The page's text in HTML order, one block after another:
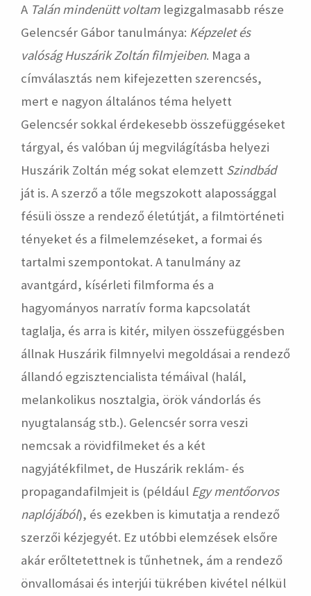
A Talán mindenütt voltam legizgalmasabb része
Gelencsér Gábor tanulmánya: Képzelet és
valóság Huszárik Zoltán filmjeiben. Maga a
címválasztás nem kifejezetten szerencsés,
mert e nagyon általános téma helyett
Gelencsér sokkal érdekesebb összefüggéseket
tárgyal, és valóban új megvilágításba helyezi
Huszárik Zoltán még sokat elemzett Szindbád
ját is. A szerző a tőle megszokott alapossággal
fésüli össze a rendező életútját, a filmtörténeti
tényeket és a filmelemzéseket, a formai és
tartalmi szempontokat. A tanulmány az
avantgárd, kísérleti filmforma és a
hagyományos narratív forma kapcsolatát
taglalja, és arra is kitér, milyen összefüggésben
állnak Huszárik filmnyelvi megoldásai a rendező
állandó egzisztencialista témáival (halál,
melankolikus nosztalgia, örök vándorlás és
nyugtalanság stb.). Gelencsér sorra veszi
nemcsak a rövidfilmeket és a két
nagyjátékfilmet, de Huszárik reklám- és
propagandafilmjeit is (például Egy mentőorvos
naplójából), és ezekben is kimutatja a rendező
szerzői kézjegyét. Ez utóbbi elemzések elsőre
akár erőltetettnek is tűnhetnek, ám a rendező
önvallomásai és interjúi tükrében kivétel nélkül